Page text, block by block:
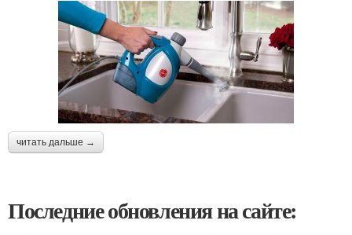
читать дальше →
Последние обновления на сайте: